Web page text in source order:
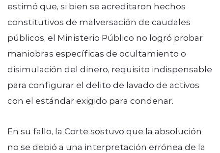
estimó que, si bien se acreditaron hechos
constitutivos de malversación de caudales
públicos, el Ministerio Público no logró probar
maniobras específicas de ocultamiento o
disimulación del dinero, requisito indispensable
para configurar el delito de lavado de activos
con el estándar exigido para condenar.
En su fallo, la Corte sostuvo que la absolución
no se debió a una interpretación errónea de la